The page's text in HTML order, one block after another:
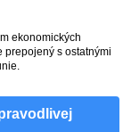
ekonomických
prepojený s ostatnými